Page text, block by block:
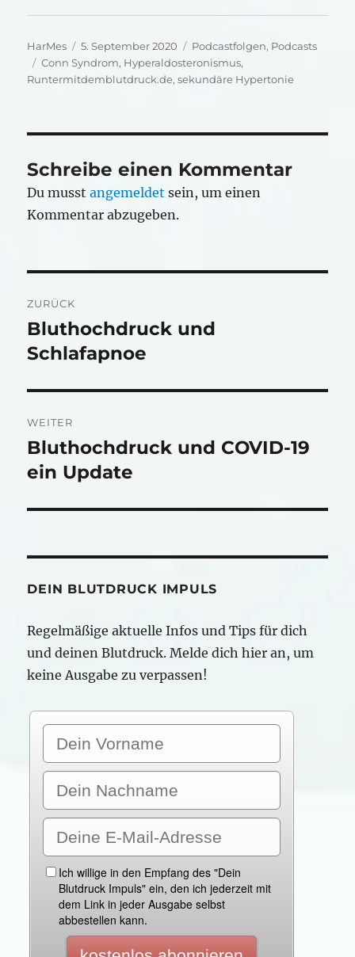
Autor
HarMes
Veröffentlicht
am
5. September 2020 Kategorien
Podcastfolgen, Podcasts
Schlagwörter
Conn Syndrom, Hyperaldosteronismus,
Runtermitdemblutdruck.de,sekundäre Hypertonie
Schreibe einen Kommentar
Du musstangemeldet sein, um einen
Kommentar abzugeben.
ZURÜCK
Vorheriger
Beitrag:
Bluthochdruck und
Schlafapnoe
WEITER
Nächster
Beitrag:
Bluthochdruck und COVID-19
ein Update
DEIN BLUTDRUCK IMPULS
Regelmäßige aktuelle Infos und Tips für dich
und deinen Blutdruck. Melde dich hier an, um
keine Ausgabe zu verpassen!